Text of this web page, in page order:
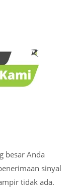
besar Anda
sinyal
tidak ada.